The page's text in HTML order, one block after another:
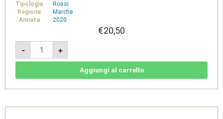
Tipologia
Rossi
Regione
Marche
Annata
2020
€20,50
-
Etere
Conero
Riserva
Cantine
+
Aggiungi al carrello